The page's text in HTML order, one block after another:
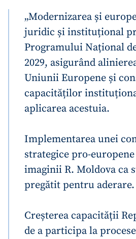
Trimite o informație
„Modernizarea și
juridic și instituțional
Programului Național
2029, asigurând
Uniunii Europene și
capacităților
aplicarea acestuia.
Implementarea unei
strategice pro-
imaginii R. Moldova ca
pregătit pentru aderare.
Creșterea capacității
de a participa la